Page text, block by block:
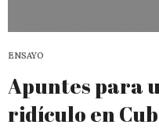
ENSAYO
Apuntes para
ridículo en